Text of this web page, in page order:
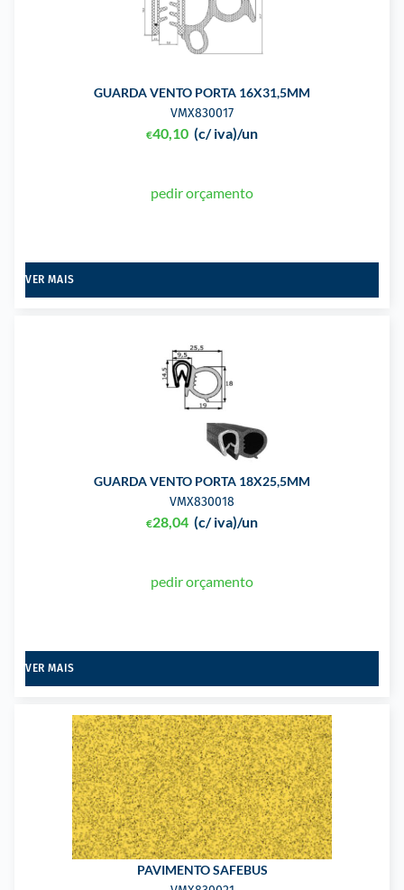
GUARDA VENTO PORTA 16X31,5MM
VMX830017
€40,10 (c/ iva)/un
pedir orçamento
VER MAIS
GUARDA VENTO PORTA 18X25,5MM
VMX830018
€28,04 (c/ iva)/un
pedir orçamento
VER MAIS
PAVIMENTO SAFEBUS